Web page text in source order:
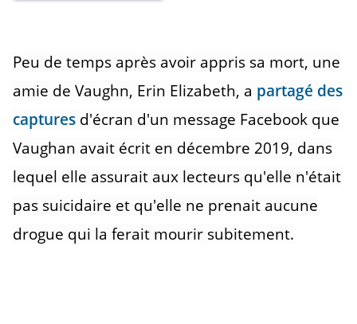
Peu de temps après avoir appris sa mort, une
amie de Vaughn, Erin Elizabeth, a partagé des
captures d'écran d'un message Facebook que
Vaughan avait écrit en décembre 2019, dans
lequel elle assurait aux lecteurs qu'elle n'était
pas suicidaire et qu'elle ne prenait aucune
drogue qui la ferait mourir subitement.